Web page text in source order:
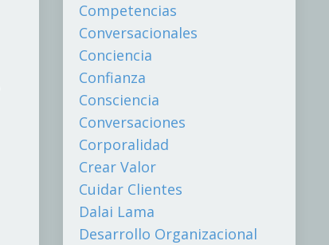
Competencias
Conversacionales
Conciencia
Confianza
Consciencia
Conversaciones
Corporalidad
Crear Valor
Cuidar Clientes
Dalai Lama
Desarrollo Organizacional